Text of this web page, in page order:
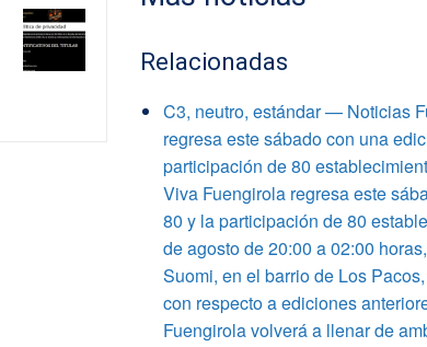
Relacionadas
C3, neutro, estándar — Noticias
regresa este sábado con una
participación de 80
Viva Fuengirola regresa este
80 y la participación de 80
de agosto de 20:00 a 02:00
Suomi, en el barrio de Los
con respecto a ediciones
Fuengirola volverá a llenar de